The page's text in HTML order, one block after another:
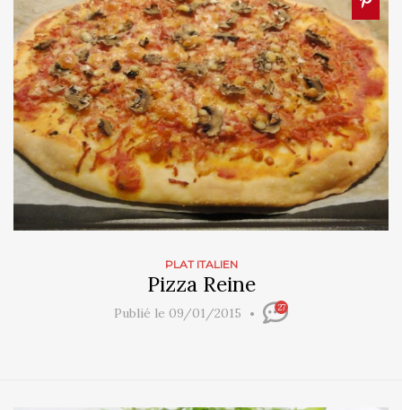
PLAT ITALIEN
Pizza Reine
Publié le 09/01/2015 27